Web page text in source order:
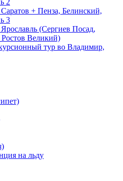
2
+ Пенза, Белинский,
3
(Сергиев Посад,
Великий)
тур во Владимир,
на льду